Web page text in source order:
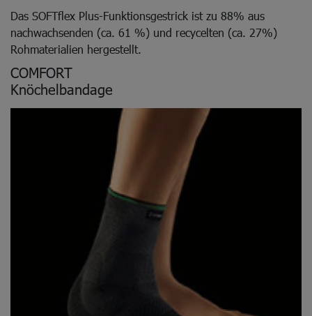
Das SOFTflex Plus-Funktionsgestrick ist zu 88% aus
nachwachsenden (ca. 61 %) und recycelten (ca. 27%)
Rohmaterialien hergestellt.
COMFORT
Knöchelbandage